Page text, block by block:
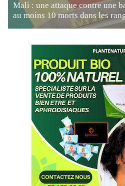
Mali : une attaque contre une
au moins 10 morts dans les